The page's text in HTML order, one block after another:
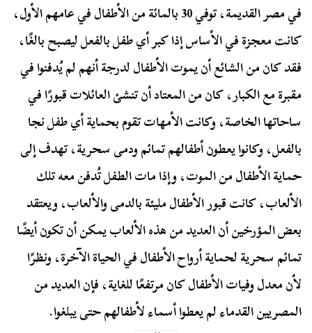
في مصر القديمة، توفي 30 بالمائة من الأطفال في عامهم الأول،
كانت معجزة في الأساس إذا كبر أي طفل بالفعل ليصبح بالغًا،
فقد كان من الشائع أن يموت الأطفال لدرجة أنهم لم يُدفنوا في
مقبرة مع الكبار، كان من المعتاد أن تنشئ العائلات قبورًا في
ساحاتها الخاصة، وكانت الأمهات تقوم بحماية أي طفل نجا
بالفعل، وكانوا يعطون أطفالهم تمائم ودمى سحرية، تهدف إلى
حماية الأطفال من الموت، وإذا مات الطفل تُدفن معه تلك
الألعاب، كانت قبور الأطفال مليئة بالدمى والألعاب، ويعتقد
بعض المؤرخين أن العديد من هذه الألعاب يمكن أن تكون أيضًا
تمائم سحرية لحماية أرواح الأطفال في الحياة الآخرة، ونظرًا
لأن معدل وفيات الأطفال كان مرتفعًا للغاية، فإن العديد من
المصريين القدماء لم يعطوا أسماء لأطفالهم حتى يبلغوا.